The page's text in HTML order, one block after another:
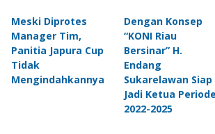
Meski Diprotes
Manager Tim,
Panitia Japura Cup
Tidak
Mengindahkannya
Dengan Konsep
“KONI Riau
Bersinar” H.
Endang
Sukarelawan Siap
Jadi Ketua
2022-2025